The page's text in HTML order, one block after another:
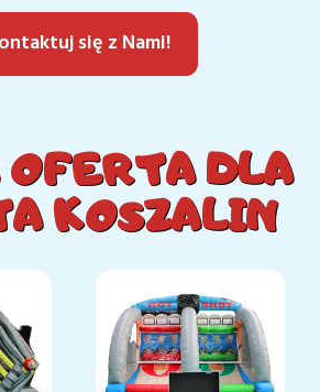
się z Nami!
OFERTA DLA
KOSZALIN